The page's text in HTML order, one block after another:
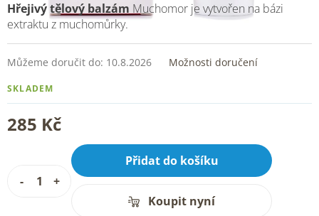
285 Kč
SKLADEM
Můžeme doručit do: 10.8.2026 Možnosti doručení
Přidat do košíku
Koupit nyní
Hřejivý tělový balzám Muchomor je vytvořen na bázi
extraktu z muchomůrky.